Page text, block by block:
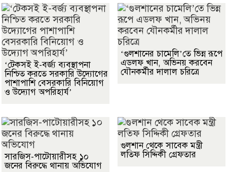
‘টেকসই ই-বর্জ্য ব্যবস্থাপনা
নিশ্চিত করতে সরকারি উদ্যোগের
পাশাপাশি বেসরকারি বিনিয়োগ
ও উদ্যোগ অপরিহার্য’
‘গুলশানের চামেলি’তে ভিন্ন রূপে
এডলফ খান, অভিনয় করবেন
যৌনকর্মীর দালাল চরিত্রে
সারজিস-পাটোয়ারীসহ ১০
জনের বিরুদ্ধে থানায় অভিযোগ
গুলশান থেকে সাবেক মন্ত্রী
লতিফ সিদ্দিকী গ্রেফতার